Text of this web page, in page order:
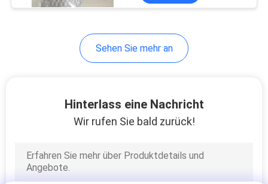
Kühlgerät
Sehen Sie mehr an
Hinterlass eine Nachricht
Wir rufen Sie bald zurück!